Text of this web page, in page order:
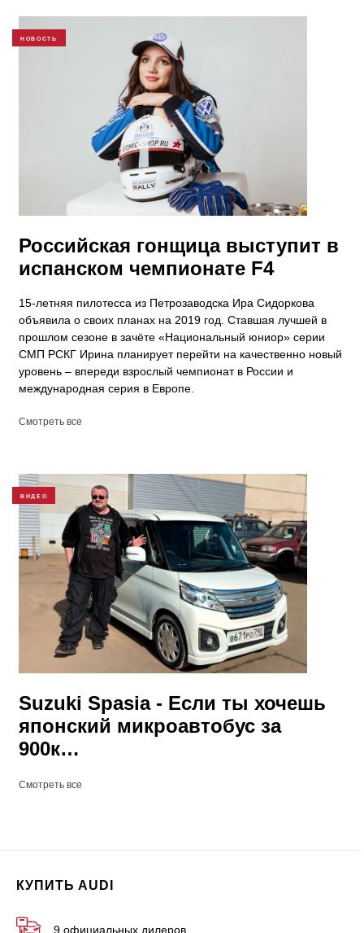
НОВОСТЬ
Российская гонщица выступит в
испанском чемпионате F4
15-летняя пилотесса из Петрозаводска Ира Сидоркова
объявила о своих планах на 2019 год. Ставшая лучшей в
прошлом сезоне в зачёте «Национальный юниор» серии
СМП РСКГ Ирина планирует перейти на качественно новый
уровень – впереди взрослый чемпионат в России и
международная серия в Европе.
Смотреть все
ВИДЕО
Suzuki Spasia - Если ты хочешь
японский микроавтобус за
900к…
Смотреть все
КУПИТЬ AUDI
9 официальных дилеров